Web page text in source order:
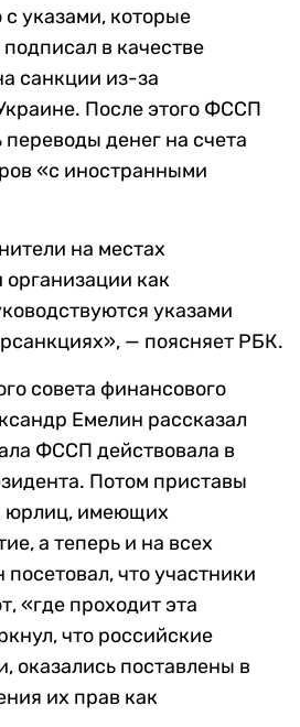
указами, которые
в качестве
санкции из-за
После этого ФССП
переводы денег на счета
«с иностранными
на местах
как
указами
— поясняет РБК.
совета финансового
Емелин рассказал
ФССП действовала в
Потом приставы
юрлиц, имеющих
а теперь и на всех
что участники
«где проходит эта
что российские
оказались поставлены в
их прав как